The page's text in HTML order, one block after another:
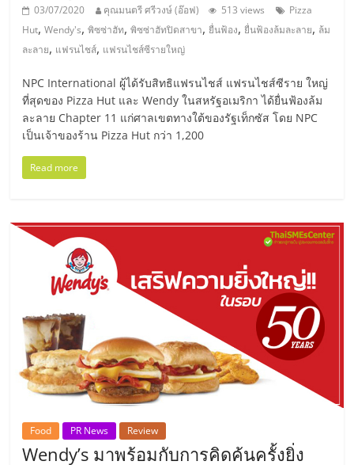
ฟรี,
บริการ
พัฒนา
ระบบ
แฟ
รน
ไชส์"
"ศูนย์
รวม
ข้อมูล
ธุรกิจ
แห่ง
ประเทศไทย,
03/07/2020 คุณมนตรี ศรีวงษ์ (อ๊อฟ) 513 views
Pizza
Hut,Wendy's,พิซซ่าฮัท,พิซซ่าฮัทปิดสาขา, ยื่นฟ้อง, ยื่นฟ้องล้มละลาย, ล้ม
ละลาย, แฟรนไชส์, แฟรนไชส์ซีรายใหญ่
NPC International ผู้ได้รับสิทธิแฟรนไชส์ แฟรนไชส์ซีราย ใหญ่
ที่สุดของ Pizza Hut และ Wendy ในสหรัฐอเมริกา ได้ยื่นฟ้องล้ม
ละลาย Chapter 11 แก่ศาลเขตทางใต้ของรัฐเท็กซัส โดย NPC
เป็นเจ้าของร้าน Pizza Hut กว่า 1,200
Read more
Food PR News Review
Wendy’s มาพร้อมกับการคิดค้นครั้งยิ่ง